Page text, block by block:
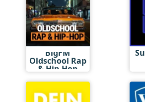
BigFM
Oldschool Rap
& Hip-Hop